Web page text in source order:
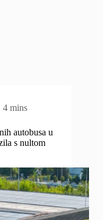
4 mins
autobusa u
s nultom